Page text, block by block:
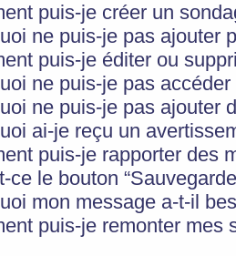
puis-je créer un
ne puis-je pas ajouter
puis-je éditer ou
ne puis-je pas
ne puis-je pas ajouter
ai-je reçu un
puis-je rapporter des
ce le bouton
mon message a-t-il
puis-je remonter mes